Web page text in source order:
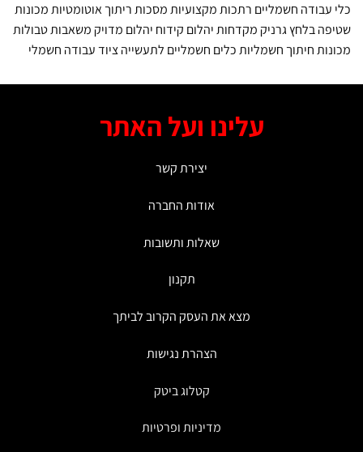
חשמליים רתכות מקצועיות מסכות ריתוך אוטומטיות מכונות
בלחץ גרניק מקדחות יהלום קידוח יהלום מדויק משאבות טבולות
חיתוך חשמליות כלים חשמליים לתעשייה ציוד עבודה חשמלי
עלינו ועל האתר
יצירת קשר
אודות החברה
שאלות ותשובות
מצא את העסק הקרוב לביתך
הצהרת נגישות
קטלוג ביטק
מדיניות ופרטיות